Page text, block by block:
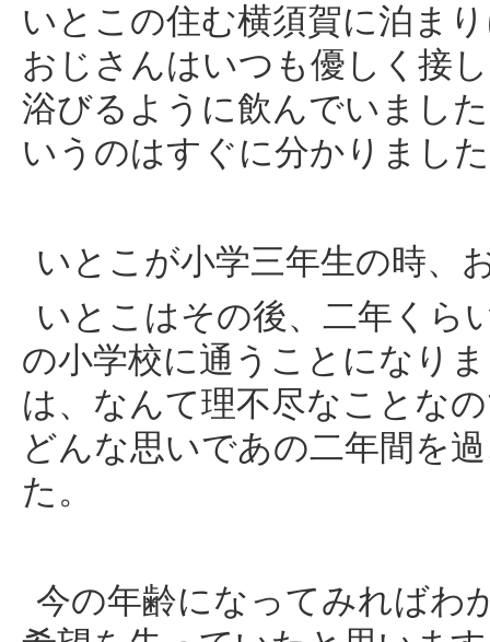
いとこの住む横須賀に泊ま
おじさんはいつも優しく接
浴びるように飲んでいまし
いうのはすぐに分かりまし
いとこが小学三年生の時、
いとこはその後、二年くら
の小学校に通うことになり
は、なんて理不尽なことな
どんな思いであの二年間を
た。
今の年齢になってみればわ